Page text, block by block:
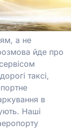
а не
йде про
таксі,
в
Наші